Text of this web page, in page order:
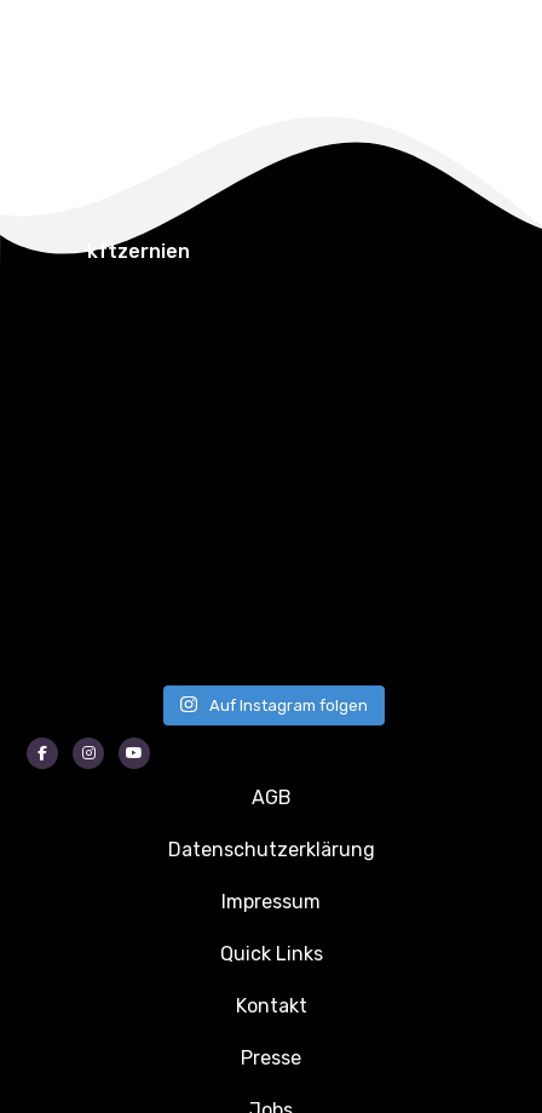
kftzernien
Auf Instagram folgen
FacebookInstagram
AGB
Datenschutzerklärung
Impressum
Quick Links
Kontakt
Presse